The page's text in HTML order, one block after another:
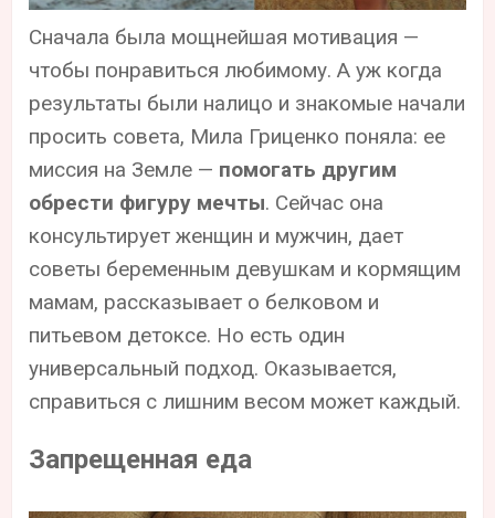
Сначала была мощнейшая мотивация —
чтобы понравиться любимому. А уж когда
результаты были налицо и знакомые начали
просить совета, Мила Гриценко поняла: ее
миссия на Земле — помогать другим
обрести фигуру мечты. Сейчас она
консультирует женщин и мужчин, дает
советы беременным девушкам и кормящим
мамам, рассказывает о белковом и
питьевом детоксе. Но есть один
универсальный подход. Оказывается,
справиться с лишним весом может каждый.
Запрещенная еда